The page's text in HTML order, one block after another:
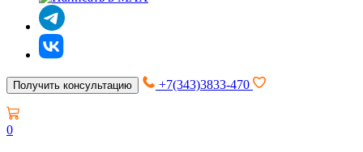
Получить консультацию +7(343)3833-470
0